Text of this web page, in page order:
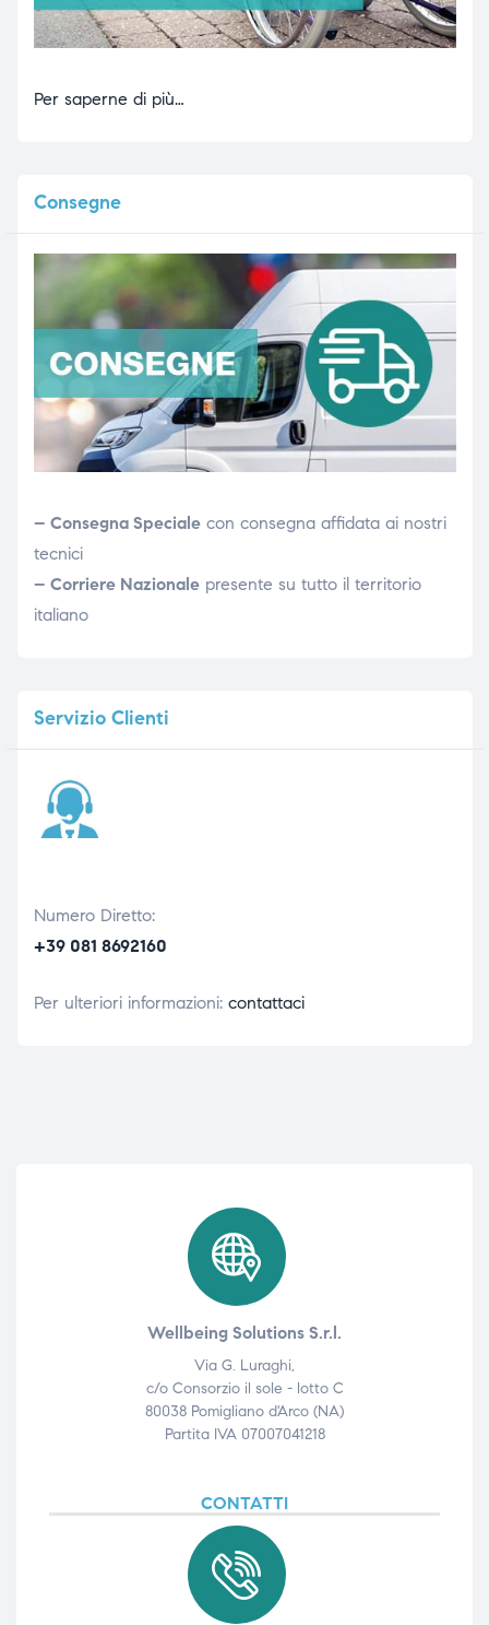
Per saperne di più…
Consegne
– Consegna Specialecon consegna affidata ai nostri
tecnici
– Corriere Nazionalepresente su tutto il territorio
italiano
ServizioClienti
Numero Diretto:
+39 081 8692160
Per ulteriori informazioni: contattaci
Wellbeing Solutions S.r.l.
Via G. Luraghi,
c/o Consorzio il sole - lotto C
80038 Pomigliano d'Arco (NA)
Partita IVA 07007041218
CONTATTI